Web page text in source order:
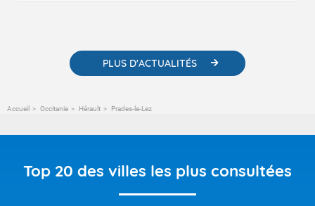
PLUS D'ACTUALITÉS
Accueil Occitanie Hérault Prades-le-Lez
Top 20 des villes les plus consultées